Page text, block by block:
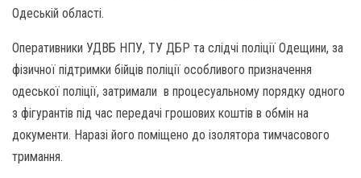
Одеській області.
Оперативники УДВБ НПУ, ТУ ДБР та слідчі поліції Одещини, за
фізичної підтримки бійців поліції особливого призначення
одеської поліції, затримали в процесуальному порядку одного
з фігурантів під час передачі грошових коштів в обмін на
документи. Наразі його поміщено до ізолятора тимчасового
тримання.